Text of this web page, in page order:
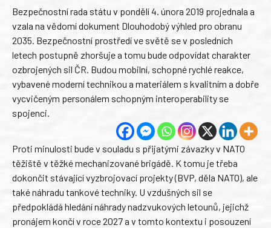
Bezpečnostní rada státu v pondělí 4. února 2019 projednala a
vzala na vědomí dokument Dlouhodobý výhled pro obranu
2035. Bezpečnostní prostředí ve světě se v posledních
letech postupně zhoršuje a tomu bude odpovídat charakter
ozbrojených sil ČR. Budou mobilní, schopné rychlé reakce,
vybavené moderní technikou a materiálem s kvalitním a dobře
vycvičeným personálem schopným interoperability se
spojenci.
Proti minulosti bude v souladu s přijatými závazky v NATO
těžiště v těžké mechanizované brigádě. K tomu je třeba
dokončit stávající vyzbrojovací projekty (BVP, děla NATO), ale
také náhradu tankové techniky. U vzdušných sil se
předpokládá hledání náhrady nadzvukových letounů, jejichž
pronájem končí v roce 2027 a v tomto kontextu i posouzení